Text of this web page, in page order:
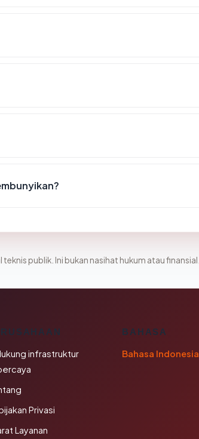
publik. Ini bukan nasihat hukum atau finansial.
infrastruktur
Privasi
Layanan
BAHASA
Bahasa Indonesia